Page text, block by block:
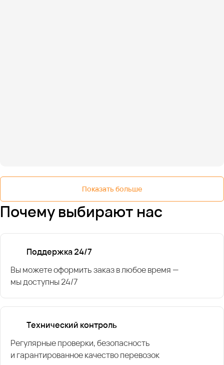
Показать больше
Почему выбирают нас
Поддержка 24/7
Вы можете оформить заказ в любое время —
мы доступны 24/7
Технический контроль
Регулярные проверки, безопасность
и гарантированное качество перевозок